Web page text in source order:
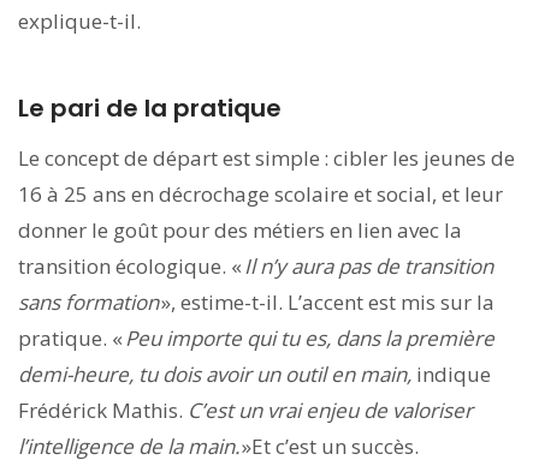
explique-t-il.
Le pari de la pratique
Le concept de départ est simple : cibler les jeunes de
16 à 25 ans en décrochage scolaire et social, et leur
donner le goût pour des métiers en lien avec la
transition écologique. «Il n’y aura pas de transition
sans formation», estime-t-il. L’accent est mis sur la
pratique. «Peu importe qui tu es, dans la première
demi-heure, tu dois avoir un outil en main, indique
Frédérick Mathis. C’est un vrai enjeu de valoriser
l’intelligence de la main.»Et c’est un succès.